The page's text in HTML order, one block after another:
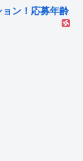
ョン！応募年齢